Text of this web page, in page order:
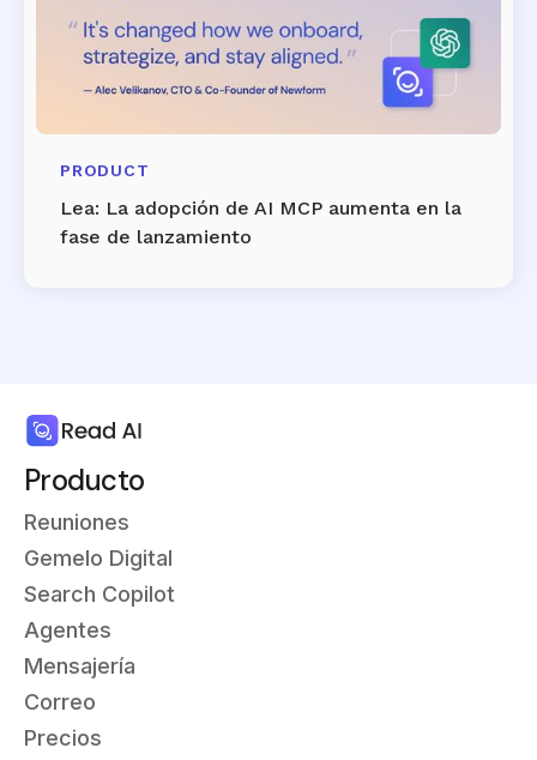
PRODUCT
Lea: La adopción de AI MCP aumenta en la
fase de lanzamiento
Producto
Reuniones
Gemelo Digital
Search Copilot
Agentes
Mensajería
Correo
Precios